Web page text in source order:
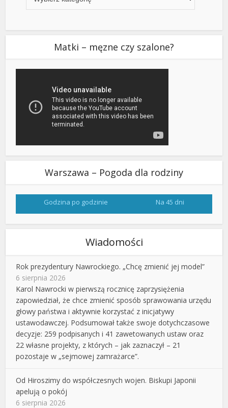
Matki – męzne czy szalone?
Warszawa – Pogoda dla rodziny
Godzina po godzinie Na 45 dni
Wiadomości
Rok prezydentury Nawrockiego. „Chcę zmienić jej model”
6 sierpnia 2026
Karol Nawrocki w pierwszą rocznicę zaprzysiężenia
zapowiedział, że chce zmienić sposób sprawowania urzędu
głowy państwa i aktywnie korzystać z inicjatywy
ustawodawczej. Podsumował także swoje dotychczasowe
decyzje: 259 podpisanych i 41 zawetowanych ustaw oraz
22 własne projekty, z których – jak zaznaczył – 21
pozostaje w „sejmowej zamrażarce”.
Od Hiroszimy do współczesnych wojen. Biskupi Japonii
apelują o pokój
6 sierpnia 2026